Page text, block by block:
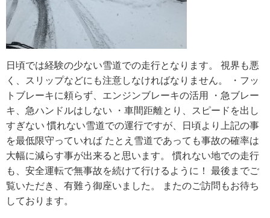
日頃では経験の少ない雪道での走行となります。 視界も悪
く、スリップなどにも注意しなければなりません。 ・フッ
トブレーキに頼らず、エンジンブレーキの活用 ・急ブレー
キ、急ハンドルはしない ・車間距離とり、スピードを出し
すぎない 慣れない雪道での運行ですが、日頃より上記の事
を最低限守っていれば たとえ雪道であっても事故の確率は
大幅に減らす事が出来ると思います。 慣れない地での走行
も、安全運転で無事故を続けて行けるように！ 最後までご
覧いただき、有難う御座いました。 またのご訪問もお待ち
しております。